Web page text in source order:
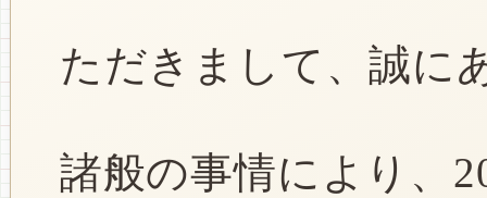
ただきまして、誠に
諸般の事情により、